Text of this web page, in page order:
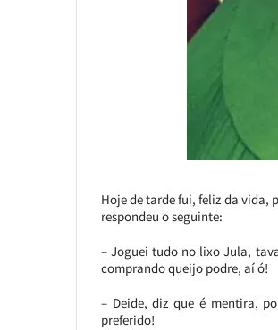
Hoje de tarde fui, feliz da vida,
respondeu o seguinte:
– Joguei tudo no lixo Jula,
comprando queijo podre, aí ó!
– Deide, diz que é mentira,
preferido!